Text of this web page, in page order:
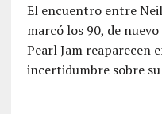
El encuentro entre
marcó los 90, de
Pearl Jam reaparecen
incertidumbre sobre